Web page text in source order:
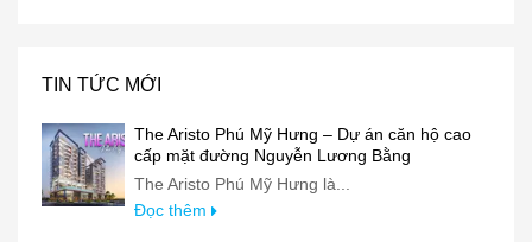
TIN TỨC MỚI
The Aristo Phú Mỹ Hưng – Dự án căn hộ cao
cấp mặt đường Nguyễn Lương Bằng
The Aristo Phú Mỹ Hưng là...
Đọc thêm